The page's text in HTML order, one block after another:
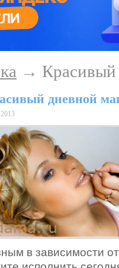
→ Красивый
дневной
в зависимости